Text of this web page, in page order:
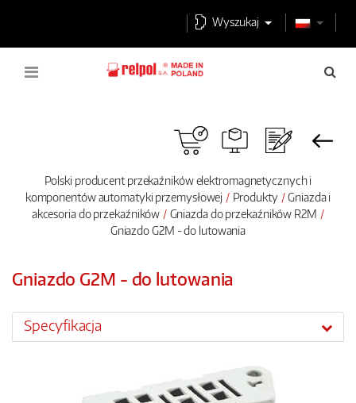
Wyszukaj
Polski producent przekaźników elektromagnetycznych i
komponentów automatyki przemysłowej
Produkty
Gniazda i
akcesoria do przekaźników
Gniazda do przekaźników R2M
Gniazdo G2M - do lutowania
Gniazdo G2M - do lutowania
Specyfikacja